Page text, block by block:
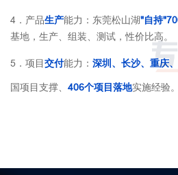
4．产品生产能力：东莞松山湖"自持
基地，生产、组装、测试，性价比高。
5．项目交付能力： 深圳、长沙、重庆
国项目支撑、 406个项目落地实施经验。